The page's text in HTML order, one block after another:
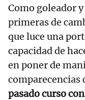
Como goleador
primeras de
que luce una
capacidad de
en poner de
comparecencias
pasado curso